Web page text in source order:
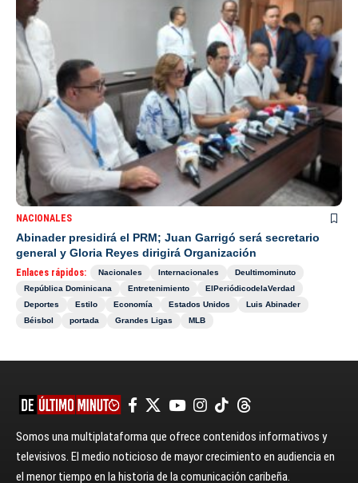
NACIONALES
Abinader presidirá el PRM; Juan Garrigó será secretario
general y Gloria Reyes dirigirá Organización
Enlaces rápidos: Nacionales Internacionales
Deultimominuto
República Dominicana
Entretenimiento
ElPeriódicodelaVerdad
Deportes
Estilo Economía Estados Unidos
Luis Abinader
Béisbol
portada Grandes Ligas MLB
Somos una multiplataforma que ofrece contenidos informativos y
televisivos. El medio noticioso de mayor crecimiento en audiencia en
el menor tiempo en la historia de la comunicación caribeña.